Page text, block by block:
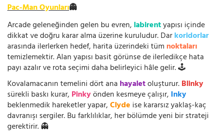
Pac-Man Oyunları👻
Arcade geleneğinden gelen bu evren, labirentyapısı içinde
dikkat ve doğru karar alma üzerine kuruludur. Darkoridorlar
arasında ilerlerken hedef, harita üzerindeki tüm noktaları
temizlemektir. Alan yapısı basit görünse de ilerledikçe hata
payı azalır ve rota seçimi daha belirleyici hâle gelir. 🕹️
Kovalamacanın temelini dört ana hayaletoluşturur.Blinky
sürekli baskı kurar, Pinkyönden kesmeye çalışır, Inky
beklenmedik hareketler yapar,Clyde ise kararsız yaklaş-kaç
davranışı sergiler. Bu farklılıklar, her bölümde yeni bir strateji
gerektirir. 👻